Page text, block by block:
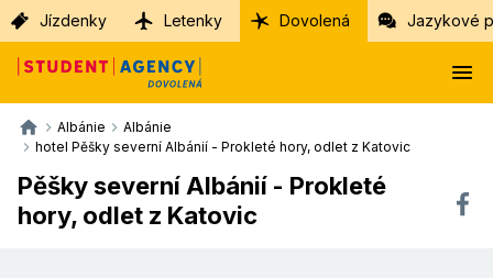
Jízdenky Letenky Dovolená Jazykové
Albánie
Albánie
hotel Pěšky severní Albánií - Prokleté hory, odlet z Katovic
Pěšky severní Albánií - Prokleté
hory, odlet z Katovic